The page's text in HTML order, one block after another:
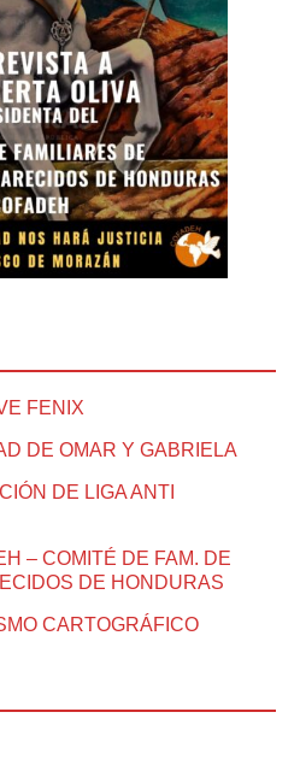
FENIX
DE OMAR Y GABRIELA
DE LIGA ANTI
– COMITÉ DE FAM. DE
DE HONDURAS
CARTOGRÁFICO